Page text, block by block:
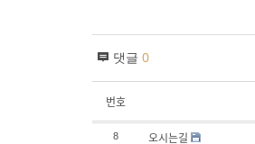
댓글 0
번호
8 오시는길